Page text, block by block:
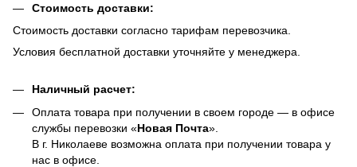
Стоимость доставки:
Стоимость доставки согласно тарифам перевозчика.
Условия бесплатной доставки уточняйте у менеджера.
Наличный расчет:
Оплата товара при получении в своем городе — в офисе
службы перевозки «Новая Почта».
В г. Николаеве возможна оплата при получении товара у
нас в офисе.